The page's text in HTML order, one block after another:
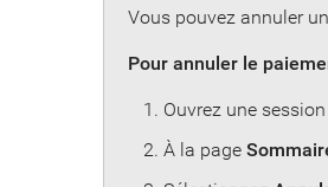
Vous pouvez annuler
Pour annuler le
Ouvrez une
À la page